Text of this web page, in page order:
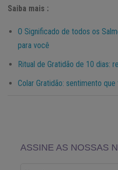
Saiba mais :
O Significado de todos os
para você
Ritual de Gratidão de 10 dias:
Colar Gratidão: sentimento